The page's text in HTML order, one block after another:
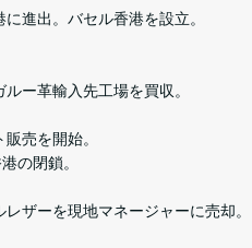
進出。バセル香港を設立。
ー革輸入先工場を買収。
売を開始。
の閉鎖。
ザーを現地マネージャーに売却。